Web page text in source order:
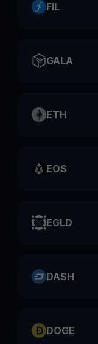
FIL
GALA
ETH
EOS
EGLD
DASH
DOGE